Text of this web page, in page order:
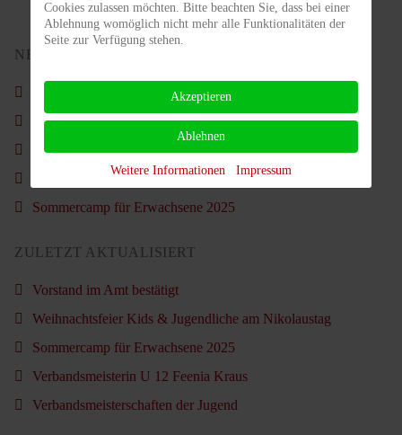
NEUSTE BEITRÄGE
Nachruf - Carl Ahlgrimm
Vorstand im Amt bestätigt
Weihnachtsfeier Kids & Jugendliche am Nikolaustag
Sommercamp für Erwachsene 2025
ZULETZT AKTUALISIERT
Vorstand im Amt bestätigt
Weihnachtsfeier Kids & Jugendliche am Nikolaustag
Sommercamp für Erwachsene 2025
Verbandsmeisterin U 12 Feenia Kraus
Verbandsmeisterschaften der Jugend
Cookies zulassen möchten. Bitte beachten Sie, dass bei einer
Ablehnung womöglich nicht mehr alle Funktionalitäten der
Seite zur Verfügung stehen.
Akzeptieren
Ablehnen
Weitere Informationen Impressum